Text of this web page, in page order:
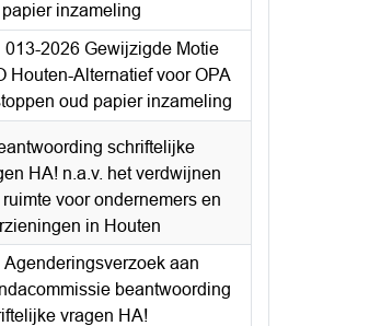
inzameling
013-2026 Gewijzigde Motie
Houten-Alternatief voor OPA
oud papier inzameling
schriftelijke
HA! n.a.v. het verdwijnen
voor ondernemers en
in Houten
Agenderingsverzoek aan
beantwoording
vragen HA!